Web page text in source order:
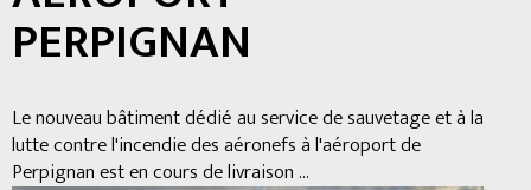
PERPIGNAN
Le nouveau bâtiment dédié au service de sauvetage et à la
lutte contre l'incendie des aéronefs à l'aéroport de
Perpignan est en cours de livraison ...